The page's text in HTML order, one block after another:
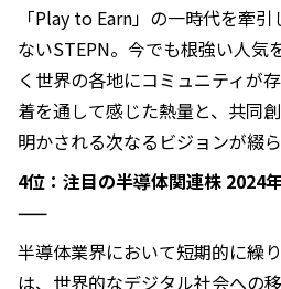
「Play to Earn」の一時代を牽
ないSTEPN。今でも根強い人気
く世界の各地にコミュニティが
着を通して感じた熱量と、共同
明かされる次なるビジョンが綴ら
4位：注目の半導体関連株 2024
——
半導体業界において短期的に繰
は、世界的なデジタル社会への